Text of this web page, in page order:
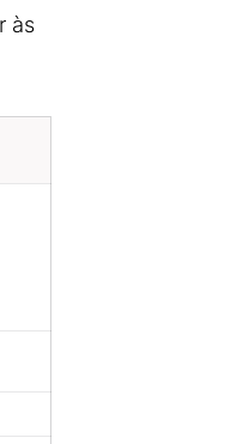
às